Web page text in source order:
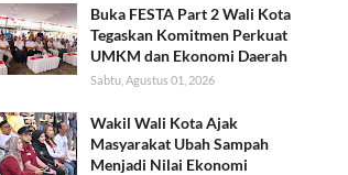
Buka FESTA Part 2 Wali Kota
Tegaskan Komitmen Perkuat
UMKM dan Ekonomi Daerah
Sabtu, Agustus 01, 2026
Wakil Wali Kota Ajak
Masyarakat Ubah Sampah
Menjadi Nilai Ekonomi